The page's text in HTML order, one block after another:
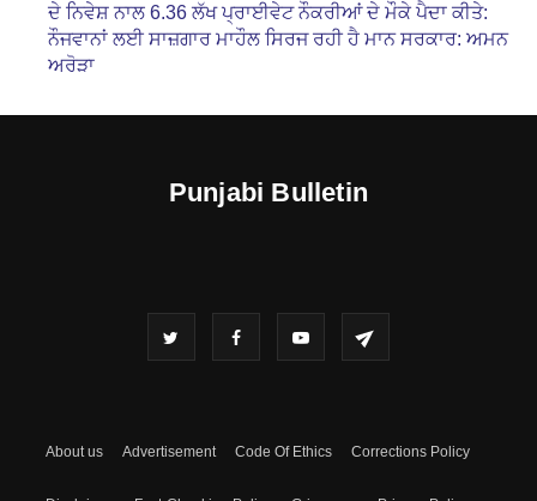
ਦੇ ਨਿਵੇਸ਼ ਨਾਲ 6.36 ਲੱਖ ਪ੍ਰਾਈਵੇਟ ਨੌਕਰੀਆਂ ਦੇ ਮੌਕੇ ਪੈਦਾ ਕੀਤੇ:
ਨੌਜਵਾਨਾਂ ਲਈ ਸਾਜ਼ਗਾਰ ਮਾਹੌਲ ਸਿਰਜ ਰਹੀ ਹੈ ਮਾਨ ਸਰਕਾਰ: ਅਮਨ
ਅਰੋੜਾ
Punjabi Bulletin
About us Advertisement Code Of Ethics Corrections Policy